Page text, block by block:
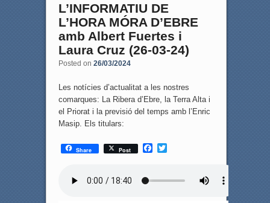
L’INFORMATIU DE
L’HORA MÓRA D’EBRE
amb Albert Fuertes i
Laura Cruz (26-03-24)
Posted on 26/03/2024
Les notícies d’actualitat a les nostres
comarques: La Ribera d’Ebre, la Terra Alta i
el Priorat i la previsió del temps amb l’Enric
Masip. Els titulars:
Share Post
F
T